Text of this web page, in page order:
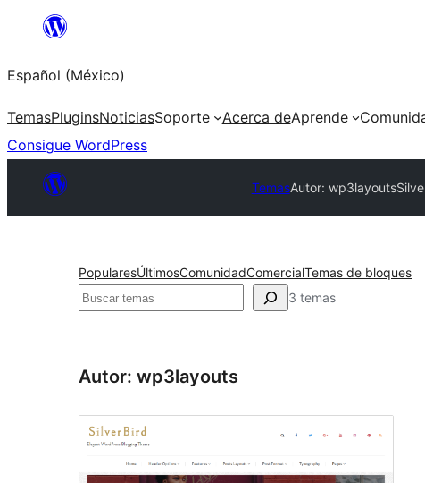
Saltar
contenido
Español (México)
TemasPluginsNoticiasSoporte Acerca deAprende
Consigue WordPress
TemasAutor: wp3layouts
PopularesÚltimosComunidadComercialTemas de bloques
Buscar 3 temas
Autor: wp3layouts